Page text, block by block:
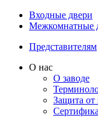
Входные двери
Межкомнатные
Представителям
О нас
О заводе
Защита от